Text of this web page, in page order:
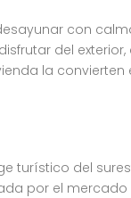
con
del
la
turístico del
por el mercado